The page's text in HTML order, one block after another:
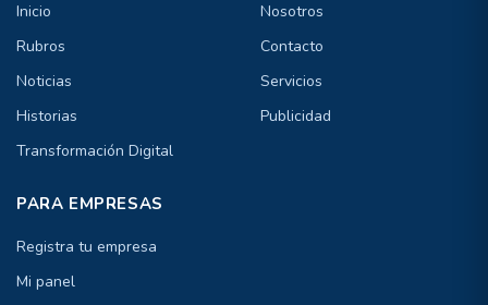
Inicio
Rubros
Noticias
Historias
Transformación Digital
Nosotros
Contacto
Servicios
Publicidad
PARA EMPRESAS
Registra tu empresa
Mi panel